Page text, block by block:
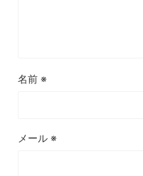
名前 ※
メール ※